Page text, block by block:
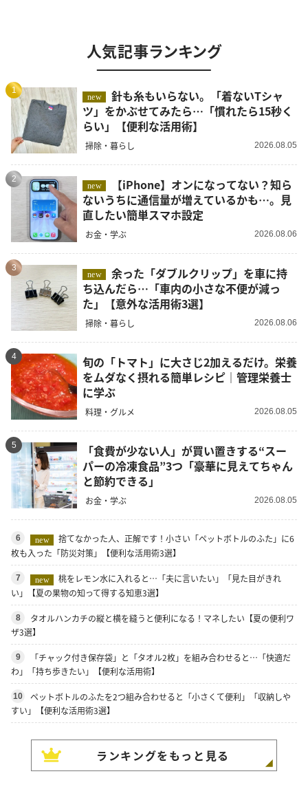
人気記事ランキング
1
new
針も糸もいらない。「着ないTシャ
ツ」をかぶせてみたら…「慣れたら15秒く
らい」【便利な活用術】
掃除・暮らし 2026.08.05
2
new
ないうちに通信量が増えているかも…。見
直したい簡単スマホ設定
お金・学ぶ 2026.08.06
3
new
余った「ダブルクリップ」を車に持
ち込んだら…「車内の小さな不便が減っ
た」【意外な活用術3選】
掃除・暮らし 2026.08.06
4
旬の「トマト」に大さじ2加えるだけ。栄養
をムダなく摂れる簡単レシピ｜管理栄養士
に学ぶ
料理・グルメ 2026.08.05
5
「食費が少ない人」が買い置きする“スー
パーの冷凍食品”3つ「豪華に見えてちゃん
と節約できる」
お金・学ぶ 2026.08.05
6 new
捨てなかった人、正解です！小さい「ペットボトルのふた」に6
枚も入った「防災対策」【便利な活用術3選】
7 new
桃をレモン水に入れると…「夫に言いたい」「見た目がきれ
い」【夏の果物の知って得する知恵3選】
8
タオルハンカチの縦と横を縫うと便利になる！マネしたい【夏の便利ワ
ザ3選】
9
「チャック付き保存袋」と「タオル2枚」を組み合わせると…「快適だ
わ」「持ち歩きたい」【便利な活用術】
10
ペットボトルのふたを2つ組み合わせると「小さくて便利」「収納しや
すい」【便利な活用術3選】
ランキングをもっと見る